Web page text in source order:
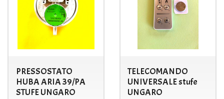
PRESSOSTATO
HUBA ARIA 39/PA
STUFE UNGARO
TELECOMANDO
UNIVERSALE stufe
UNGARO